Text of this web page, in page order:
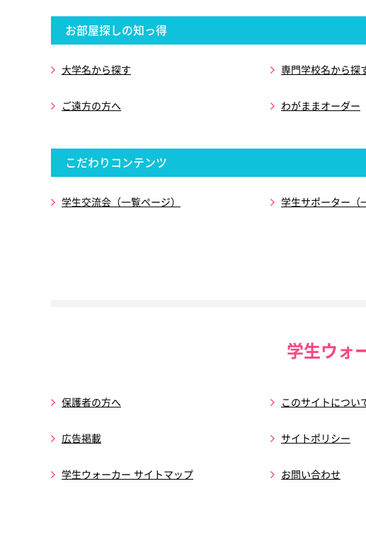
お部屋探しの知っ得
大学名から探す 専門学校名から探
ご遠方の方へ わがままオーダー
こだわりコンテンツ
学生交流会（一覧ページ） 学生サポーター（
学生ウォ
保護者の方へ このサイトについ
広告掲載 サイトポリシー
学生ウォーカー サイトマップ お問い合わせ